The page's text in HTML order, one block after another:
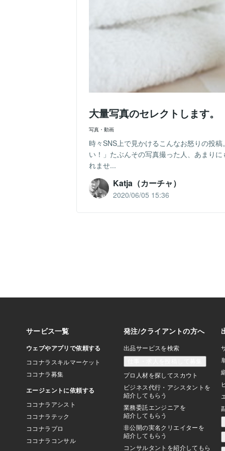
大量写真のセレクトします。
写真・動画
時々SNS上で見かけるこんなお怒りの投
い！」たぶんその写真撮った人、あまり
れませ...
Katja（カーチャ）
2020/06/05 15:36